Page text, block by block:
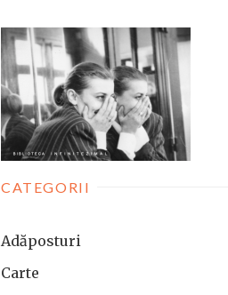
CATEGORII
Adăposturi
Carte